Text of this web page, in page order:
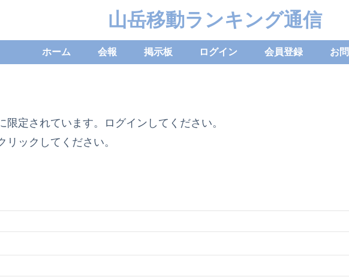
山岳移動ランキング通信
ホーム 会報 掲示板 ログイン 会員登録 お
定されています。ログインしてください。
ックしてください。